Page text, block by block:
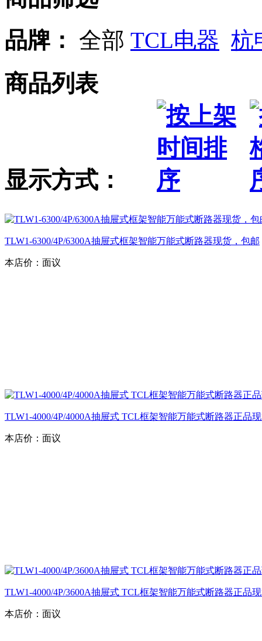
品牌： 全部 TCL电器 杭
商品列表
显示方式：
TLW1-6300/4P/6300A抽屉式框架智能万能式断路器现货，包邮
本店价： 面议
TLW1-4000/4P/4000A抽屉式 TCL框架智能万能式断路器正品
本店价： 面议
TLW1-4000/4P/3600A抽屉式 TCL框架智能万能式断路器正品
本店价： 面议